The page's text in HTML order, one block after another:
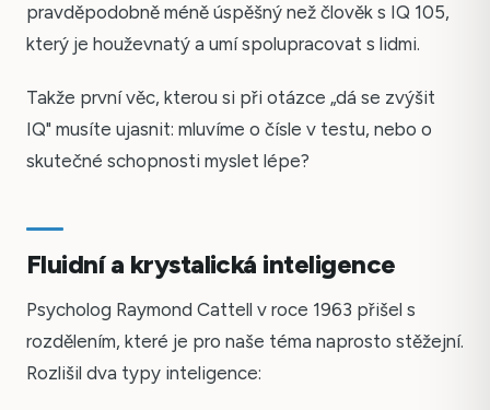
pravděpodobně méně úspěšný než člověk s IQ 105,
který je houževnatý a umí spolupracovat s lidmi.
Takže první věc, kterou si při otázce „dá se zvýšit
IQ" musíte ujasnit: mluvíme o čísle v testu, nebo o
skutečné schopnosti myslet lépe?
Fluidní a krystalická inteligence
Psycholog Raymond Cattell v roce 1963 přišel s
rozdělením, které je pro naše téma naprosto stěžejní.
Rozlišil dva typy inteligence: